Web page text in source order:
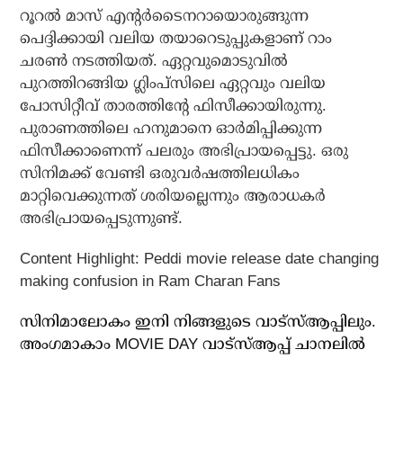
റൂറല്‍ മാസ് എന്റര്‍ടൈനറായൊരുങ്ങുന്ന
പെദ്ദിക്കായി വലിയ തയാറെടുപ്പുകളാണ് റാം
ചരണ്‍ നടത്തിയത്. ഏറ്റവുമൊടുവില്‍
പുറത്തിറങ്ങിയ ഗ്ലിംപ്‌സിലെ ഏറ്റവും വലിയ
പോസിറ്റീവ് താരത്തിന്റേ ഫിസീക്കായിരുന്നു.
പുരാണത്തിലെ ഹനുമാനെ ഓര്‍മിപ്പിക്കുന്ന
ഫിസീക്കാണെന്ന് പലരും അഭിപ്രായപ്പെട്ടു. ഒരു
സിനിമക്ക് വേണ്ടി ഒരുവര്‍ഷത്തിലധികം
മാറ്റിവെക്കുന്നത് ശരിയല്ലെന്നും ആരാധകര്‍
അഭിപ്രായപ്പെടുന്നുണ്ട്.
Content Highlight: Peddi movie release date changing
making confusion in Ram Charan Fans
സിനിമാലോകം ഇനി നിങ്ങളുടെ വാട്സ്ആപ്പിലും.
അം​ഗമാകാം MOVIE DAY വാട്സ്ആപ്പ് ചാനലിൽ